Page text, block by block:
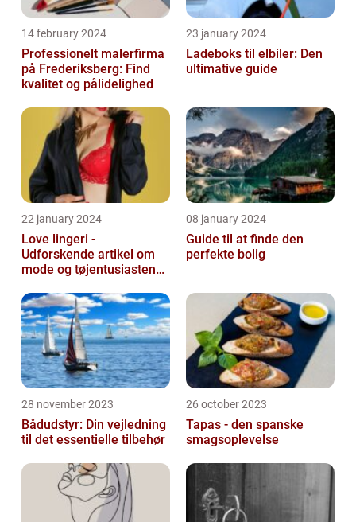
14 february 2024
Professionelt malerfirma
på Frederiksberg: Find
kvalitet og pålidelighed
23 january 2024
Ladeboks til elbiler: Den
ultimative guide
22 january 2024
Love lingeri -
Udforskende artikel om
mode og tøjentusiastens
08 january 2024
Guide til at finde den
perfekte bolig
28 november 2023
Bådudstyr: Din vejledning
til det essentielle tilbehør
26 october 2023
Tapas - den spanske
smagsoplevelse